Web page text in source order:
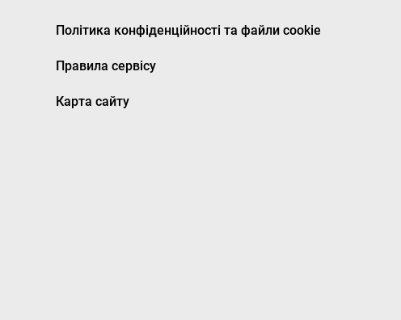
Політика конфіденційності та файли cookie
Правила сервісу
Карта сайту